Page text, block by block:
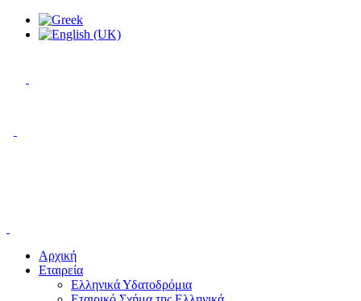
Αρχική
Εταιρεία
Ελληνικά Υδατοδρόμια